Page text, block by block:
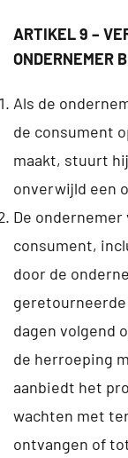
ARTIKEL 9 –
ONDERNEMER
Als de
de consument
maakt, stuurt
onverwijld een
De
consument,
door de
dagen volgend
de herroeping
aanbiedt het
wachten met
ontvangen of